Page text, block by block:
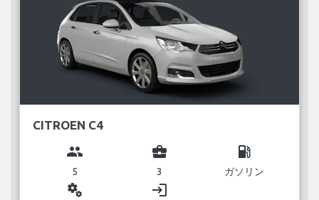
CITROEN C4
group
5
business_center
3
local_gas_station
ガソリン
miscellaneous_services login